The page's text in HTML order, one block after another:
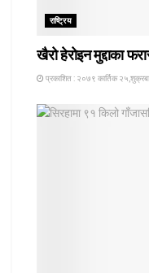
राष्ट्रिय
खैरो हेरोइन मुद्दाका
प्रकाशित : २०७९ कार्तिक